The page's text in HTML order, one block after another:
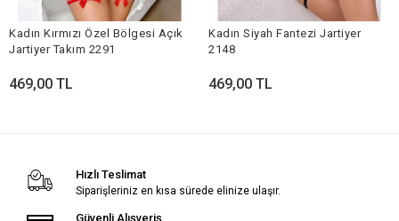
Kadın Kırmızı Özel Bölgesi Açık
Jartiyer Takım 2291
469,00 TL
Kadın Siyah Fantezi Jartiyer
2148
469,00 TL
Hızlı Teslimat
Siparişleriniz en kısa sürede elinize ulaşır.
Güvenli Alışveriş